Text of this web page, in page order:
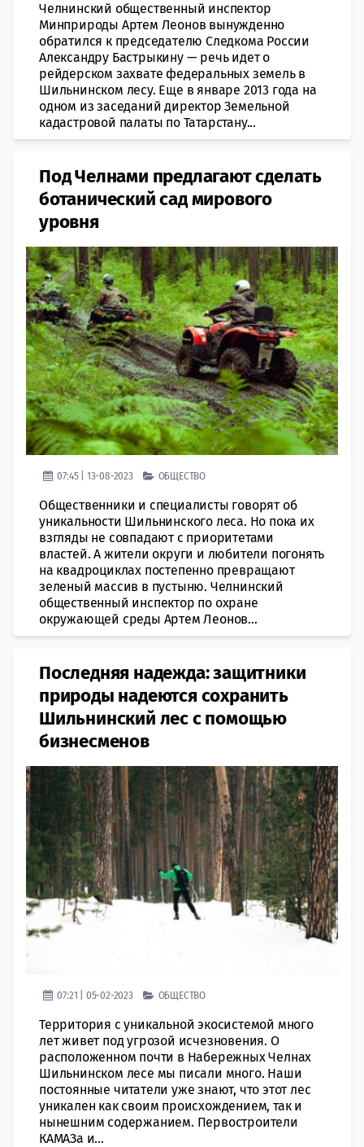
Челнинский общественный инспектор
Минприроды Артем Леонов вынужденно
обратился к председателю Следкома России
Александру Бастрыкину — речь идет о
рейдерском захвате федеральных земель в
Шильнинском лесу. Еще в январе 2013 года на
одном из заседаний директор Земельной
кадастровой палаты по Татарстану...
Под Челнами предлагают сделать
ботанический сад мирового
уровня
07:45 | 13-08-2023 ОБЩЕСТВО
Общественники и специалисты говорят об
уникальности Шильнинского леса. Но пока их
взгляды не совпадают с приоритетами
властей. А жители округи и любители погонять
на квадроциклах постепенно превращают
зеленый массив в пустыню. Челнинский
общественный инспектор по охране
окружающей среды Артем Леонов...
Последняя надежда: защитники
природы надеются сохранить
Шильнинский лес с помощью
бизнесменов
07:21 | 05-02-2023 ОБЩЕСТВО
Территория с уникальной экосистемой много
лет живет под угрозой исчезновения. О
расположенном почти в Набережных Челнах
Шильнинском лесе мы писали много. Наши
постоянные читатели уже знают, что этот лес
уникален как своим происхождением, так и
нынешним содержанием. Первостроители
КАМАЗа и...